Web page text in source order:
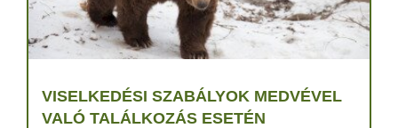
VISELKEDÉSI SZABÁLYOK MEDVÉVEL
VALÓ TALÁLKOZÁS ESETÉN